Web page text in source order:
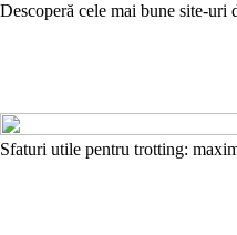
Descoperă cele mai bune site-uri
Sfaturi utile pentru trotting: